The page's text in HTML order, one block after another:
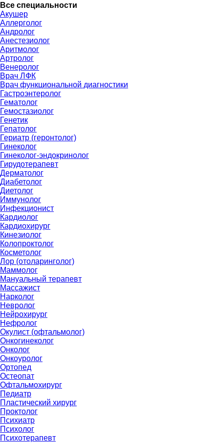
Все специальности
Акушер
Аллерголог
Андролог
Анестезиолог
Аритмолог
Артролог
Венеролог
Врач ЛФК
Врач функциональной диагностики
Гастроэнтеролог
Гематолог
Гемостазиолог
Генетик
Гепатолог
Гериатр (геронтолог)
Гинеколог
Гинеколог-эндокринолог
Гирудотерапевт
Дерматолог
Диабетолог
Диетолог
Иммунолог
Инфекционист
Кардиолог
Кардиохирург
Кинезиолог
Колопроктолог
Косметолог
Лор (отоларинголог)
Маммолог
Мануальный терапевт
Массажист
Нарколог
Невролог
Нейрохирург
Нефролог
Окулист (офтальмолог)
Онкогинеколог
Онколог
Онкоуролог
Ортопед
Остеопат
Офтальмохирург
Педиатр
Пластический хирург
Проктолог
Психиатр
Психолог
Психотерапевт